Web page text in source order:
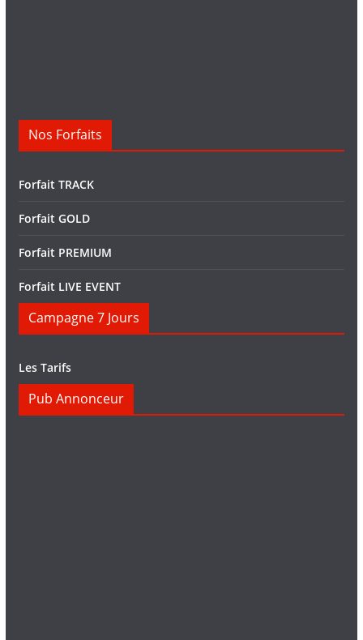
Nos Forfaits
Forfait TRACK
Forfait GOLD
Forfait PREMIUM
Forfait LIVE EVENT
Campagne 7 Jours
Les Tarifs
Pub Annonceur